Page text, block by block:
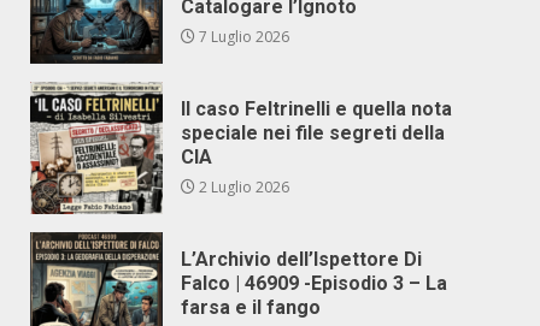
Catalogare l’Ignoto
7 Luglio 2026
Il caso Feltrinelli e quella nota
speciale nei file segreti della
CIA
2 Luglio 2026
L’Archivio dell’Ispettore Di
Falco | 46909 -Episodio 3 – La
farsa e il fango